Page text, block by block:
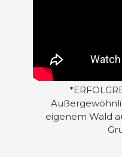
eigenem Wald